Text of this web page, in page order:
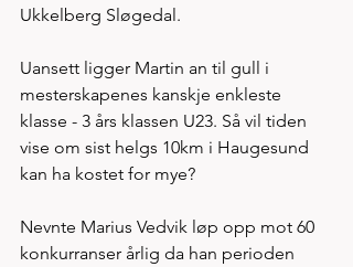
Ukkelberg Sløgedal.
Uansett ligger Martin an til gull i
mesterskapenes kanskje enkleste
klasse - 3 års klassen U23. Så vil tiden
vise om sist helgs 10km i Haugesund
kan ha kostet for mye?
Nevnte Marius Vedvik løp opp mot 60
konkurranser årlig da han perioden